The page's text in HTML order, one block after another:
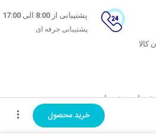
خرید محصول
پشتیبانی از 8:00 الی 17:00
پشتیبانی حرفه ای
خدمات مشتریان
پاسخ به پرسش‌های متداول